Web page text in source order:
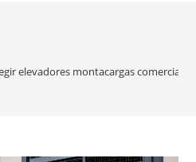
elevadores montacargas